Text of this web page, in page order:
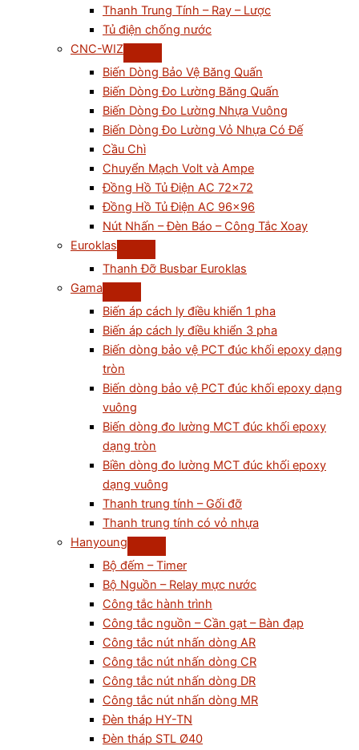
Thanh Trung Tính – Ray – Lược
Tủ điện chống nước
CNC-WIZ
Biến Dòng Bảo Vệ Băng Quấn
Biến Dòng Đo Lường Băng Quấn
Biến Dòng Đo Lường Nhựa Vuông
Biến Dòng Đo Lường Vỏ Nhựa Có Đế
Cầu Chì
Chuyển Mạch Volt và Ampe
Đồng Hồ Tủ Điện AC 72×72
Đồng Hồ Tủ Điện AC 96×96
Nút Nhấn – Đèn Báo – Công Tắc Xoay
Euroklas
Thanh Đỡ Busbar Euroklas
Gama
Biến áp cách ly điều khiển 1 pha
Biến áp cách ly điều khiển 3 pha
Biến dòng bảo vệ PCT đúc khối epoxy dạng
tròn
Biến dòng bảo vệ PCT đúc khối epoxy dạng
vuông
Biến dòng đo lường MCT đúc khối epoxy
dạng tròn
Biền dòng đo lường MCT đúc khối epoxy
dạng vuông
Thanh trung tính – Gối đỡ
Thanh trung tính có vỏ nhựa
Hanyoung
Bộ đếm – Timer
Bộ Nguồn – Relay mực nước
Công tắc hành trình
Công tắc nguồn – Cần gạt – Bàn đạp
Công tắc nút nhấn dòng AR
Công tắc nút nhấn dòng CR
Công tắc nút nhấn dòng DR
Công tắc nút nhấn dòng MR
Đèn tháp HY-TN
Đèn tháp STL Ø40